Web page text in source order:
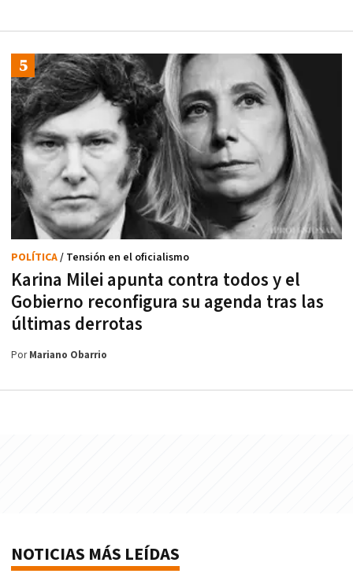
Karina Milei apunta contra todos y el
Gobierno reconfigura su agenda tras las
últimas derrotas
POLÍTICA/ Tensión en el oficialismo
PorMariano Obarrio
NOTICIAS MÁS LEÍDAS